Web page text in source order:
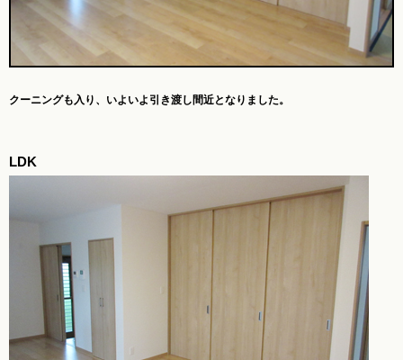
クーニングも入り、 いよいよ引き渡し間近となりました。
LDK